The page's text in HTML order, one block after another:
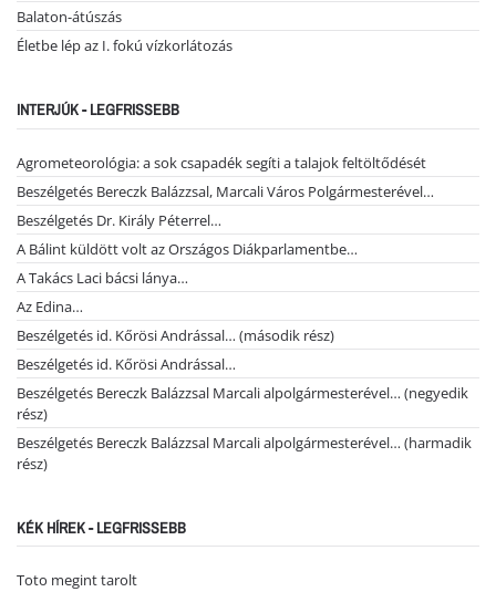
Balaton-átúszás
Életbe lép az I. fokú vízkorlátozás
INTERJÚK - LEGFRISSEBB
Agrometeorológia: a sok csapadék segíti a talajok feltöltődését
Beszélgetés Bereczk Balázzsal, Marcali Város Polgármesterével…
Beszélgetés Dr. Király Péterrel…
A Bálint küldött volt az Országos Diákparlamentbe…
A Takács Laci bácsi lánya…
Az Edina…
Beszélgetés id. Kőrösi Andrással… (második rész)
Beszélgetés id. Kőrösi Andrással…
Beszélgetés Bereczk Balázzsal Marcali alpolgármesterével… (negyedik
rész)
Beszélgetés Bereczk Balázzsal Marcali alpolgármesterével… (harmadik
rész)
KÉK HÍREK - LEGFRISSEBB
Toto megint tarolt